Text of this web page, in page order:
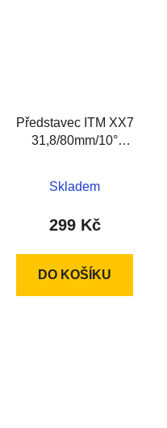
Představec ITM XX7
31,8/80mm/10°
Skladem
299 Kč
DO KOŠÍKU